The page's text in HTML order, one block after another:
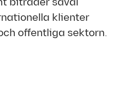
klienter
offentliga sektorn.